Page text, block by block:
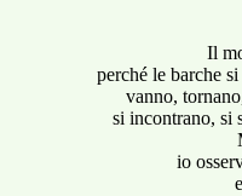
Il
perché le barche
vanno,
si incontrano, si
io